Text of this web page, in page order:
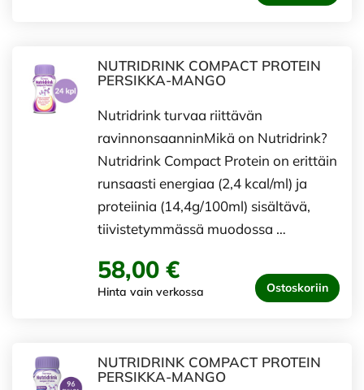
NUTRIDRINK COMPACT PROTEIN
PERSIKKA-MANGO
Nutridrink turvaa riittävän
ravinnonsaanninMikä on Nutridrink?
Nutridrink Compact Protein on erittäin
runsaasti energiaa (2,4 kcal/ml) ja
proteiinia (14,4g/100ml) sisältävä,
tiivistetymmässä muodossa …
58,00 €
Hinta vain verkossa Ostoskoriin
NUTRIDRINK COMPACT PROTEIN
PERSIKKA-MANGO